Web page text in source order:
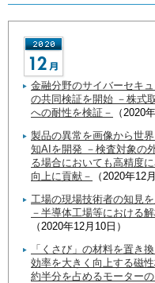
金融分野のサイバーセキ
の共同検証を開始 －株式
への耐性を検証－
（2020
製品の異常を画像から世
知AIを開発 －検査対象の
る場合においても高精度
向上に貢献－
（2020年12
工場の現場技術者の知見
－半導体工場等における
（2020年12月10日）
「くさび」の材料を置き
効率を大きく向上する磁
約半分を占めるモーター